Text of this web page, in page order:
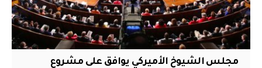
مجلس الشيوخ الأميركي يوافق على مشروع